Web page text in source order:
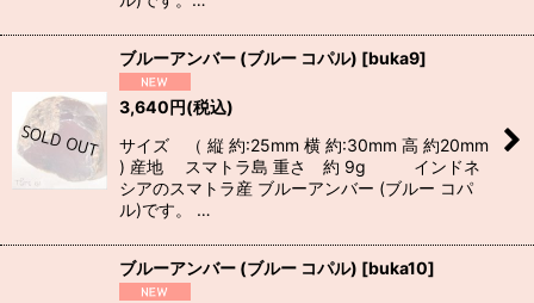
ブルーアンバー (ブルー コパル) [buka9]
3,640円(税込)
サイズ （ 縦 約:25mm 横 約:30mm 高 約20mm
) 産地 スマトラ島 重さ 約 9g インドネ
シアのスマトラ産 ブルーアンバー (ブルー コパ
ル)です。 …
ブルーアンバー (ブルー コパル) [buka10]